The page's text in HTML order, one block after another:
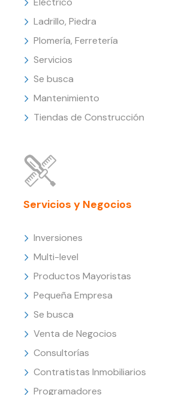
Ladrillo, Piedra
Plomería, Ferretería
Servicios
Se busca
Mantenimiento
Tiendas de Construcción
Servicios y Negocios
Inversiones
Multi-level
Productos Mayoristas
Pequeña Empresa
Se busca
Venta de Negocios
Consultorías
Contratistas Inmobiliarios
Programadores